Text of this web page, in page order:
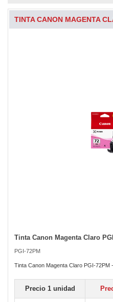
TINTA CANON MAGENTA
Tinta Canon Magenta Claro
PGI-72PM
Tinta Canon Magenta Claro PGI-72PM -
Precio 1 unidad
Skip
the
beginning
the
images
gallery